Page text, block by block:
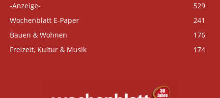
-Anzeige-
529
Wochenblatt E-Paper
241
Bauen & Wohnen
176
Freizeit, Kultur & Musik
174